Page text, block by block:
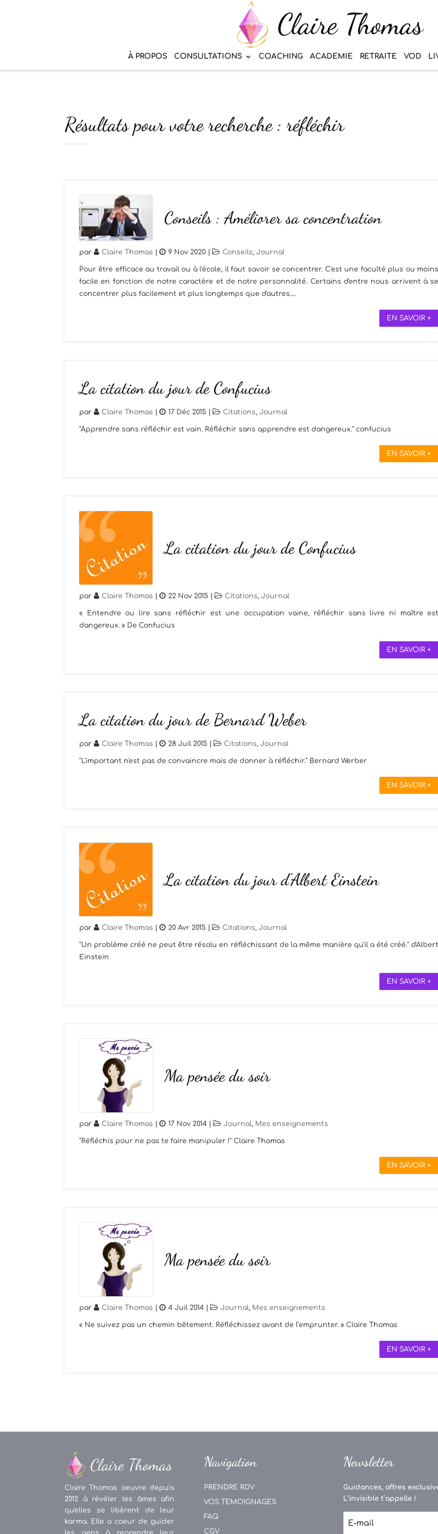
À PROPOS CONSULTATIONS COACHING ACADEMIE RETRAITE VOD
Résultats pour votre recherche : réfléchir
Conseils : Améliorer sa concentration
par Claire Thomas 9 Nov 2020 Conseils, Journal
Pour être efficace au travail ou à l'école, il faut savoir se concentrer. C'est une faculté plus ou
facile en fonction de notre caractère et de notre personnalité. Certains d'entre nous arrivent à
concentrer plus facilement et plus longtemps que d'autres....
EN SAVOIR +
La citation du jour de Confucius
par Claire Thomas 17 Déc 2015 Citations, Journal
"Apprendre sans réfléchir est vain. Réfléchir sans apprendre est dangereux." confucius
EN SAVOIR +
La citation du jour de Confucius
par Claire Thomas 22 Nov 2015 Citations, Journal
« Entendre ou lire sans réfléchir est une occupation vaine, réfléchir sans livre ni maître
dangereux. » De Confucius
EN SAVOIR +
La citation du jour de Bernard Weber
par Claire Thomas 28 Juil 2015 Citations, Journal
"L'important n'est pas de convaincre mais de donner à réfléchir." Bernard Werber
EN SAVOIR +
La citation du jour d’Albert Einstein
par Claire Thomas 20 Avr 2015 Citations, Journal
"Un problème créé ne peut être résolu en réfléchissant de la même manière qu'il a été créé."
Einstein
EN SAVOIR +
Ma pensée du soir
par Claire Thomas 17 Nov 2014 Journal, Mes enseignements
"Réfléchis pour ne pas te faire manipuler !" Claire Thomas
EN SAVOIR +
Ma pensée du soir
par Claire Thomas 4 Juil 2014 Journal, Mes enseignements
« Ne suivez pas un chemin bêtement. Réfléchissez avant de l’emprunter. » Claire Thomas
EN SAVOIR +
Claire Thomas oeuvre depuis
2012 à révéler les âmes afin
qu'elles se libèrent de leur
karma. Elle a coeur de guider
Navigation
PRENDRE RDV
VOS TEMOIGNAGES
FAQ
CGV
Newsletter
Guidances, offres
L’invisible t’appelle !